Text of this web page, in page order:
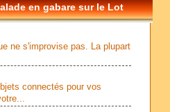
en gabare sur le Lot
ne s'improvise pas. La plupart
connectés pour vos